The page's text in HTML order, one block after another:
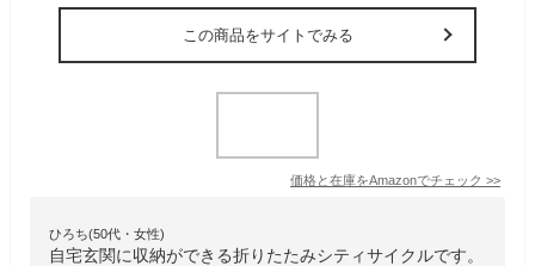
この商品をサイトでみる
価格と在庫をAmazonでチェック >>
ひろち(50代・女性)
自宅玄関に収納ができる折りたたみシティサイクルです。